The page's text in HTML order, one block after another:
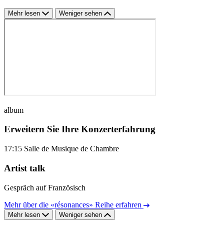
Mehr lesen Weniger sehen
album
Erweitern Sie Ihre Konzerterfahrung
17:15 Salle de Musique de Chambre
Artist talk
Gespräch auf Französisch
Mehr über die «résonances» Reihe erfahren
Mehr lesen Weniger sehen